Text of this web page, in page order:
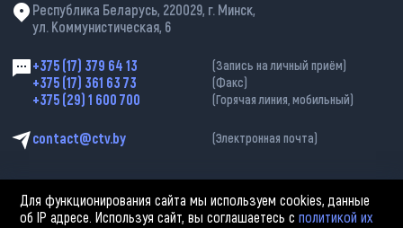
Республика Беларусь, 220029, г. Минск,
ул. Коммунистическая, 6
+375 (17) 379 64 13 (Запись на личный приём)
+375 (17) 361 63 73 (Факс)
+375 (29) 1 600 700 (Горячая линия, мобильный)
contact@ctv.by (Электронная почта)
Для функционирования сайта мы используем cookies, данные
об IP адресе. Используя сайт, вы соглашаетесь сполитикой их